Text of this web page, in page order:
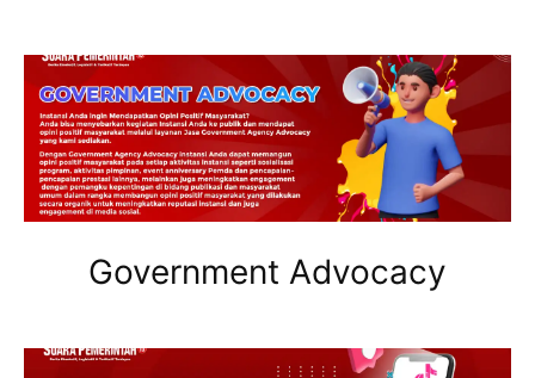
Government Advocacy